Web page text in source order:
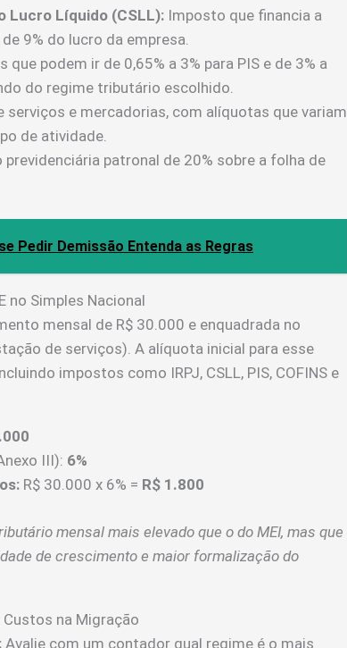
Lucro Líquido (CSLL): Imposto que financia a
9% do lucro da empresa.
que podem ir de 0,65% a 3% para PIS e de 3% a
do regime tributário escolhido.
serviços e mercadorias, com alíquotas que variam
de atividade.
previdenciária patronal de 20% sobre a folha de
Pedir Demissão Entenda as Regras
no Simples Nacional
mensal de R$ 30.000 e enquadrada no
de serviços). A alíquota inicial para esse
impostos como IRPJ, CSLL, PIS, COFINS e
III): 6%
R$ 30.000 x 6% = R$ 1.800
mensal mais elevado que o do MEI, mas que
de crescimento e maior formalização do
na Migração
Avalie com um contador qual regime é o mais